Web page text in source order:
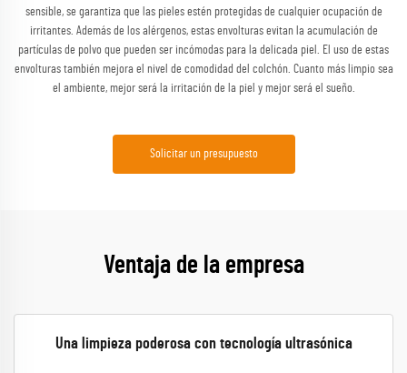
sensible, se garantiza que las pieles estén protegidas de cualquier ocupación de
irritantes. Además de los alérgenos, estas envolturas evitan la acumulación de
partículas de polvo que pueden ser incómodas para la delicada piel. El uso de estas
envolturas también mejora el nivel de comodidad del colchón. Cuanto más limpio sea
el ambiente, mejor será la irritación de la piel y mejor será el sueño.
Solicitar un presupuesto
Ventaja de la empresa
Una limpieza poderosa con tecnología ultrasónica